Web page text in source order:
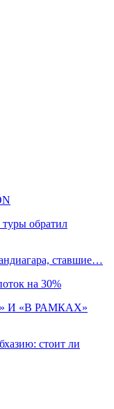
обратил
ставшие…
на 30%
И «В РАМКАХ»
стоит ли